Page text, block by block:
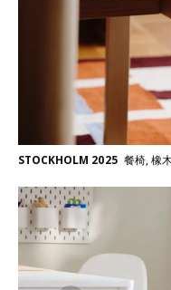
STOCKHOLM 2025 餐椅, 橡